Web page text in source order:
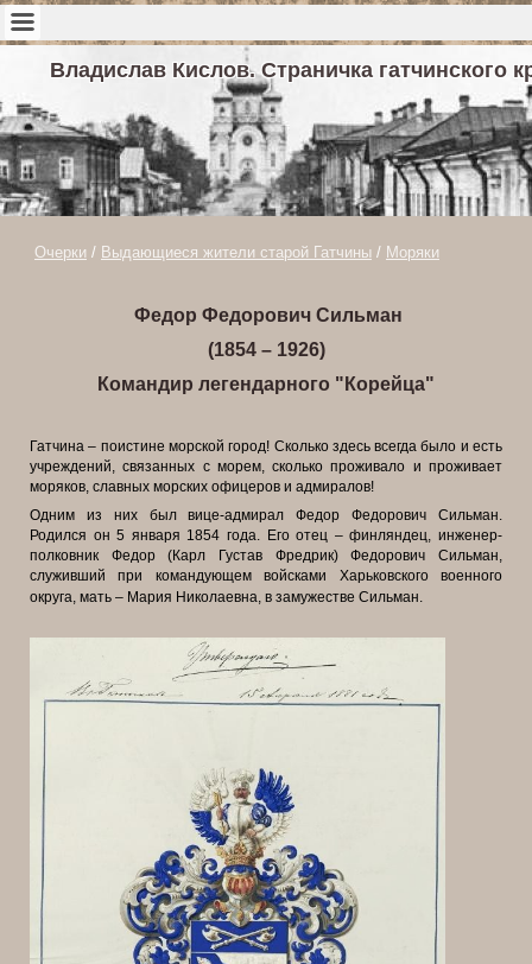
Владислав Кислов. Страничка гатчинского
Очерки / Выдающиеся жители старой Гатчины / Моряки
Федор Федорович Сильман
(1854 – 1926)
Командир легендарного "Корейца"
Гатчина – поистине морской город! Сколько здесь всегда было и есть
учреждений, связанных с морем, сколько проживало и проживает
моряков, славных морских офицеров и адмиралов!
Одним из них был вице-адмирал Федор Федорович Сильман.
Родился он 5 января 1854 года. Его отец – финляндец, инженер-
полковник Федор (Карл Густав Фредрик) Федорович Сильман,
служивший при командующем войсками Харьковского военного
округа, мать – Мария Николаевна, в замужестве Сильман.